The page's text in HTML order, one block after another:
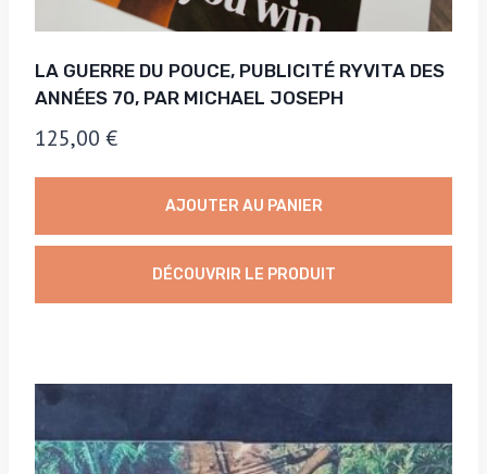
LA GUERRE DU POUCE, PUBLICITÉ RYVITA DES
ANNÉES 70, PAR MICHAEL JOSEPH
125,00 €
AJOUTER AU PANIER
DÉCOUVRIR LE PRODUIT